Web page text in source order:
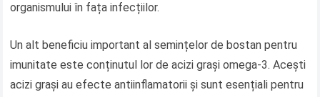
organismului în fața infecțiilor.
Un alt beneficiu important al semințelor de bostan pentru
imunitate este conținutul lor de acizi grași omega-3. Acești
acizi grași au efecte antiinflamatorii și sunt esențiali pentru